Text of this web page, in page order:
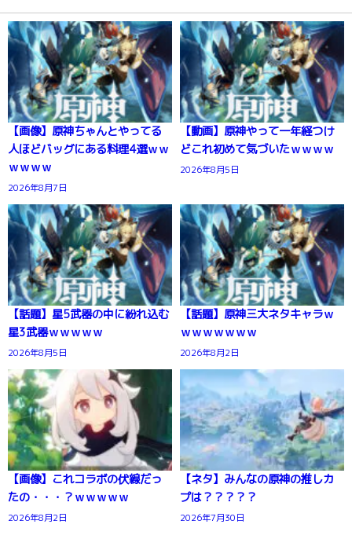
【画像】原神ちゃんとやってる
人ほどバッグにある料理4選ｗｗ
ｗｗｗｗ
2026年8月7日
【動画】原神やって一年経つけ
どこれ初めて気づいたｗｗｗｗ
2026年8月5日
【話題】星5武器の中に紛れ込む
星3武器ｗｗｗｗｗ
2026年8月5日
【話題】原神三大ネタキャラｗ
ｗｗｗｗｗｗｗ
2026年8月2日
【画像】これコラボの伏線だっ
たの・・・？ｗｗｗｗｗ
2026年8月2日
【ネタ】みんなの原神の推しカ
プは？？？？？
2026年7月30日